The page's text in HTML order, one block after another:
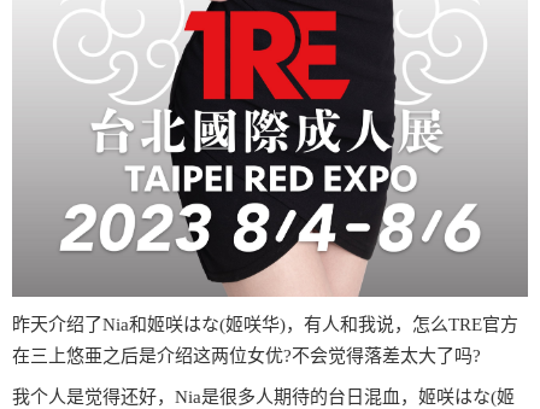
昨天介绍了Nia和姬咲はな(姬咲华)，有人和我说，怎么TRE官方
在三上悠亜之后是介绍这两位女优?不会觉得落差太大了吗?
我个人是觉得还好，Nia是很多人期待的台日混血，姬咲はな(姬